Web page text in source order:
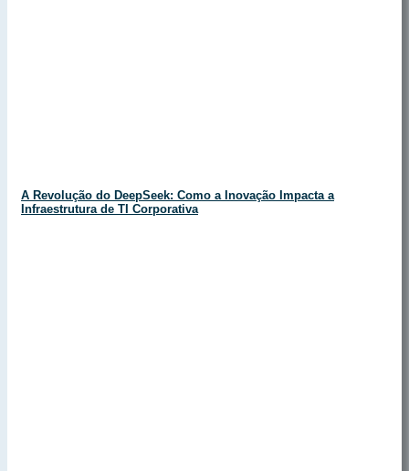
A Revolução do DeepSeek: Como a Inovação Impacta a
Infraestrutura de TI Corporativa